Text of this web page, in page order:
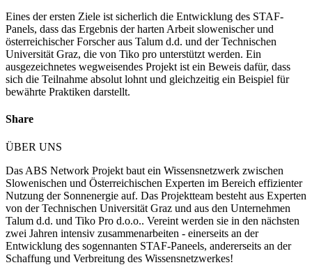
Eines der ersten Ziele ist sicherlich die Entwicklung des STAF-
Panels, dass das Ergebnis der harten Arbeit slowenischer und
österreichischer Forscher aus Talum d.d. und der Technischen
Universität Graz, die von Tiko pro unterstützt werden. Ein
ausgezeichnetes wegweisendes Projekt ist ein Beweis dafür, dass
sich die Teilnahme absolut lohnt und gleichzeitig ein Beispiel für
bewährte Praktiken darstellt.
Share
ÜBER UNS
Das ABS Network Projekt baut ein Wissensnetzwerk zwischen
Slowenischen und Österreichischen Experten im Bereich effizienter
Nutzung der Sonnenergie auf. Das Projektteam besteht aus Experten
von der Technischen Universität Graz und aus den Unternehmen
Talum d.d. und Tiko Pro d.o.o.. Vereint werden sie in den nächsten
zwei Jahren intensiv zusammenarbeiten - einerseits an der
Entwicklung des sogennanten STAF-Paneels, andererseits an der
Schaffung und Verbreitung des Wissensnetzwerkes!